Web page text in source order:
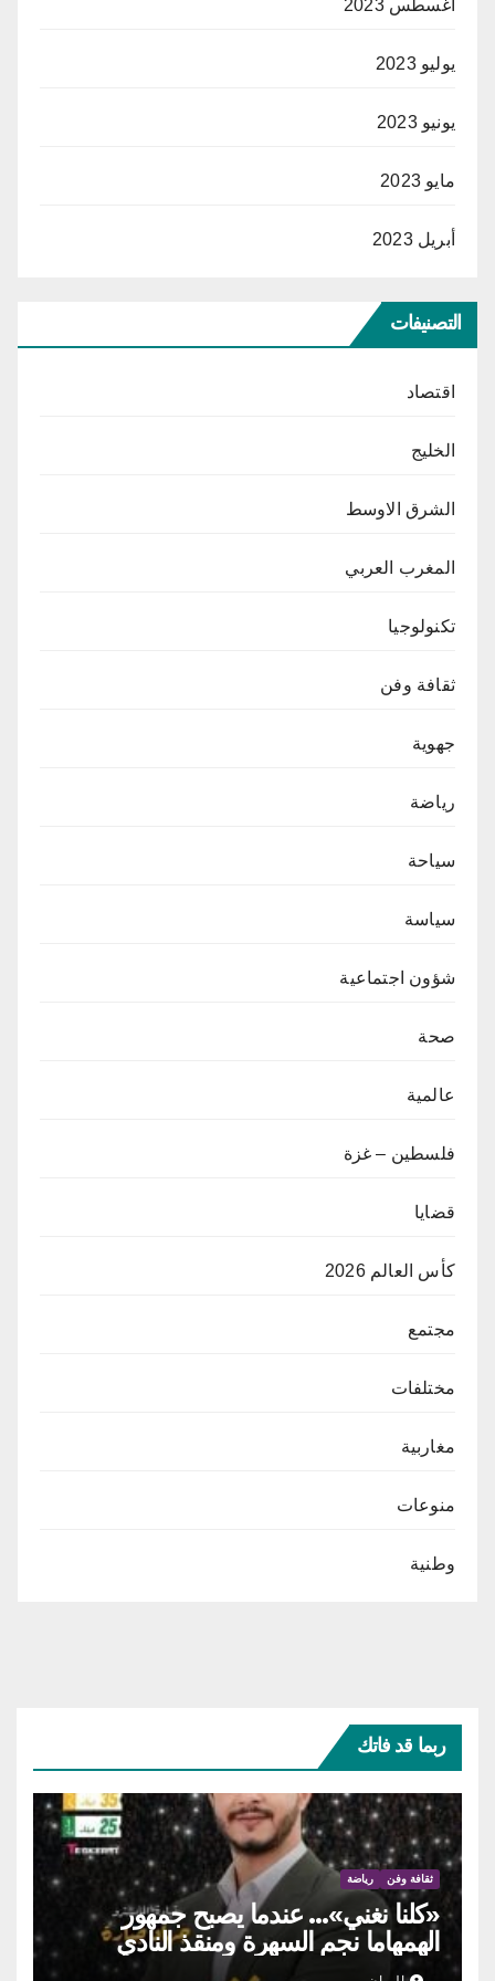
أغسطس 2023
يوليو 2023
يونيو 2023
مايو 2023
أبريل 2023
التصنيفات
اقتصاد
الخليج
الشرق الاوسط
المغرب العربي
تكنولوجيا
ثقافة وفن
جهوية
رياضة
سياحة
سياسة
شؤون اجتماعية
صحة
عالمية
فلسطين – غزة
قضايا
كأس العالم 2026
مجتمع
مختلفات
مغاربية
منوعات
وطنية
ربما قد فاتك
ثقافة وفن رياضة
«كلنا نغني»… عندما يصبح جمهور
الهمهاما نجم السهرة ومنقذ النادي